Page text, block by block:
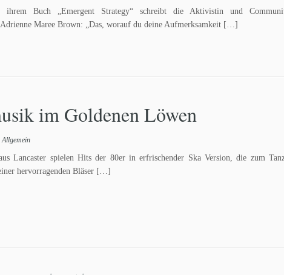
Buch „Emergent Strategy“ schreibt die Aktivistin und
Maree Brown: „Das, worauf du deine Aufmerksamkeit […]
im Goldenen Löwen
Allgemein
Lancaster spielen Hits der 80er in erfrischender Ska Version, die zum
hervorragenden Bläser […]